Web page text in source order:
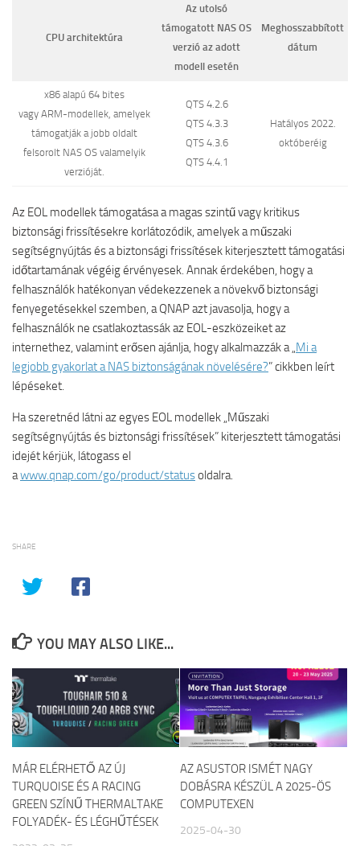
CPU architektúra
Az utolsó
támogatott NAS OS
verzió az adott
modell esetén
Meghosszabbított
dátum
x86 alapú 64 bites
vagy ARM-modellek, amelyek
támogatják a jobb oldalt
felsorolt NAS OS valamelyik
verzióját.
QTS 4.2.6
QTS 4.3.3
QTS 4.3.6
QTS 4.4.1
Hatályos 2022.
októberéig
Az EOL modellek támogatása a magas szintű vagy kritikus
biztonsági frissítésekre korlátozódik, amelyek a műszaki
segítségnyújtás és a biztonsági frissítések kiterjesztett támogatási
időtartamának végéig érvényesek. Annak érdekében, hogy a
felhasználók hatékonyan védekezzenek a növekvő biztonsági
fenyegetésekkel szemben, a QNAP azt javasolja, hogy a
felhasználók ne csatlakoztassák az EOL-eszközeiket az
internethez, valamint erősen ajánlja, hogy alkalmazzák a „Mi a
legjobb gyakorlat a NAS biztonságának növelésére?” cikkben leírt
lépéseket.
Ha szeretnéd látni az egyes EOL modellek „Műszaki
segítségnyújtás és biztonsági frissítések” kiterjesztett támogatási
idejét kérjük, látogass el
awww.qnap.com/go/product/statusoldalra.
SHARE
YOU MAY ALSO LIKE...
MÁR ELÉRHETŐ AZ ÚJ
TURQUOISE ÉS A RACING
GREEN SZÍNŰ THERMALTAKE
FOLYADÉK- ÉS LÉGHŰTÉSEK
AZ ASUSTOR ISMÉT NAGY
DOBÁSRA KÉSZÜL A 2025-ÖS
COMPUTEXEN
2025-04-30